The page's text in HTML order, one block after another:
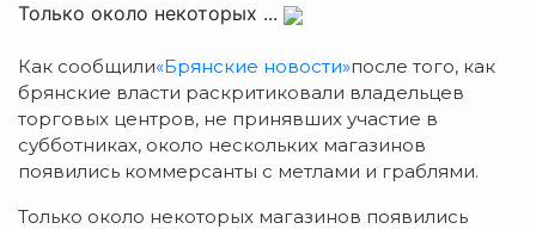
Только около некоторых ...
Как сообщили«Брянские новости»после того, как
брянские власти раскритиковали владельцев
торговых центров, не принявших участие в
субботниках, около нескольких магазинов
появились коммерсанты с метлами и граблями.
Только около некоторых магазинов появились